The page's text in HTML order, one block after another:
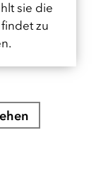
sie die
zu